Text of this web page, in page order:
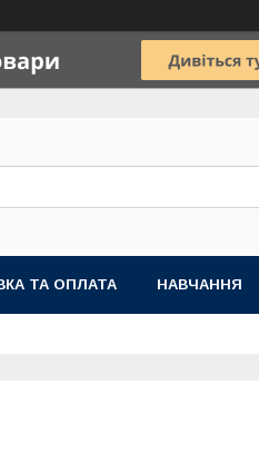
ТА ОПЛАТА НАВЧАННЯ